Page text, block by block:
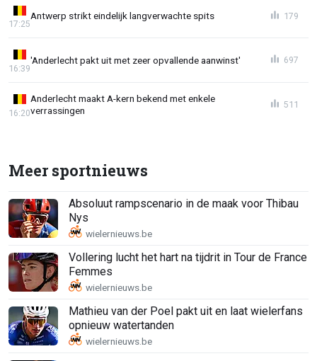
Antwerp strikt eindelijk langverwachte spits
17:25
179
'Anderlecht pakt uit met zeer opvallende aanwinst'
16:39
697
Anderlecht maakt A-kern bekend met enkele
verrassingen
16:20
511
Meer sportnieuws
Absoluut rampscenario in de maak voor Thibau
Nys
Vollering lucht het hart na tijdrit in Tour de France
Femmes
Mathieu van der Poel pakt uit en laat wielerfans
opnieuw watertanden